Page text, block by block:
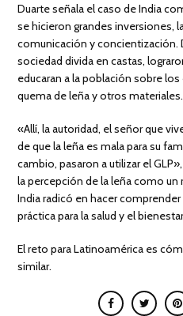
Duarte señala el caso de India
se hicieron grandes inversiones,
comunicación y concientización.
sociedad divida en castas,
educaran a la población sobre
quema de leña y otros materiales.
«Allí, la autoridad, el señor que
de que la leña es mala para su
cambio, pasaron a utilizar el
la percepción de la leña como
India radicó en hacer
práctica para la salud y el
El reto para Latinoamérica es
similar.